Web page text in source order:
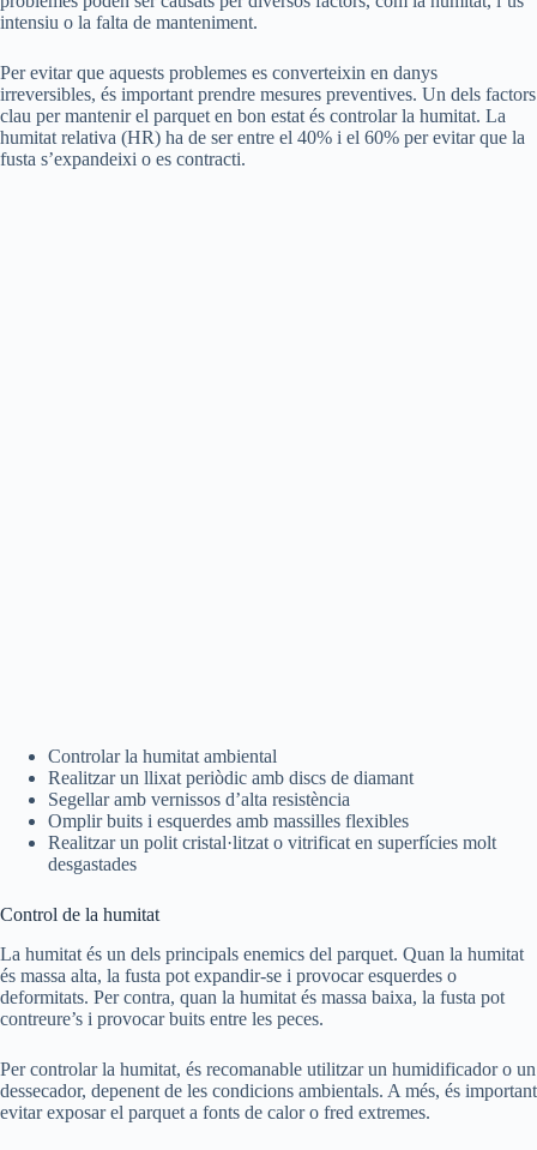
intensiu o la falta de manteniment.
Per evitar que aquests problemes es converteixin en danys
irreversibles, és important prendre mesures preventives. Un dels factors
clau per mantenir el parquet en bon estat és controlar la humitat. La
humitat relativa (HR) ha de ser entre el 40% i el 60% per evitar que la
fusta s’expandeixi o es contracti.
Controlar la humitat ambiental
Realitzar un llixat periòdic amb discs de diamant
Segellar amb vernissos d’alta resistència
Omplir buits i esquerdes amb massilles flexibles
Realitzar un polit cristal·litzat o vitrificat en superfícies molt
desgastades
Control de la humitat
La humitat és un dels principals enemics del parquet. Quan la humitat
és massa alta, la fusta pot expandir-se i provocar esquerdes o
deformitats. Per contra, quan la humitat és massa baixa, la fusta pot
contreure’s i provocar buits entre les peces.
Per controlar la humitat, és recomanable utilitzar un humidificador o un
dessecador, depenent de les condicions ambientals. A més, és important
evitar exposar el parquet a fonts de calor o fred extremes.